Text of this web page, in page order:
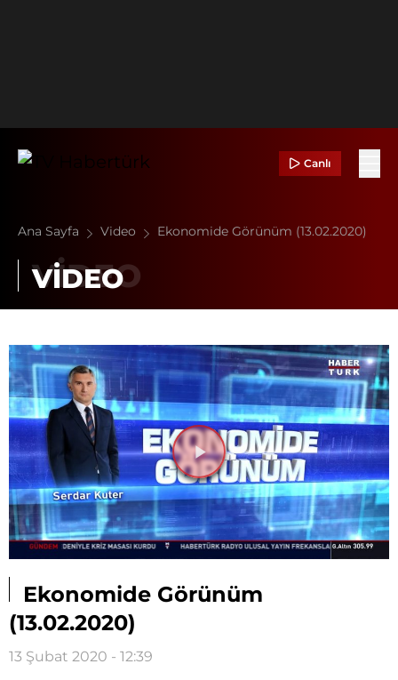
Canlı
Ana Sayfa Video Ekonomide Görünüm (13.02.2020)
VİDEO
Videoyu
Oynat
Ekonomide Görünüm
(13.02.2020)
13 Şubat 2020 - 12:39